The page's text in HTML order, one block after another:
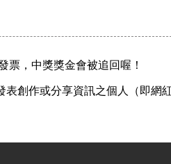
票，中獎獎金會被追回喔！
表創作或分享資訊之個人（即網